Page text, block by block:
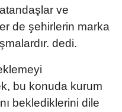
ve
de şehirlerin marka
dedi.
bu konuda kurum
beklediklerini dile